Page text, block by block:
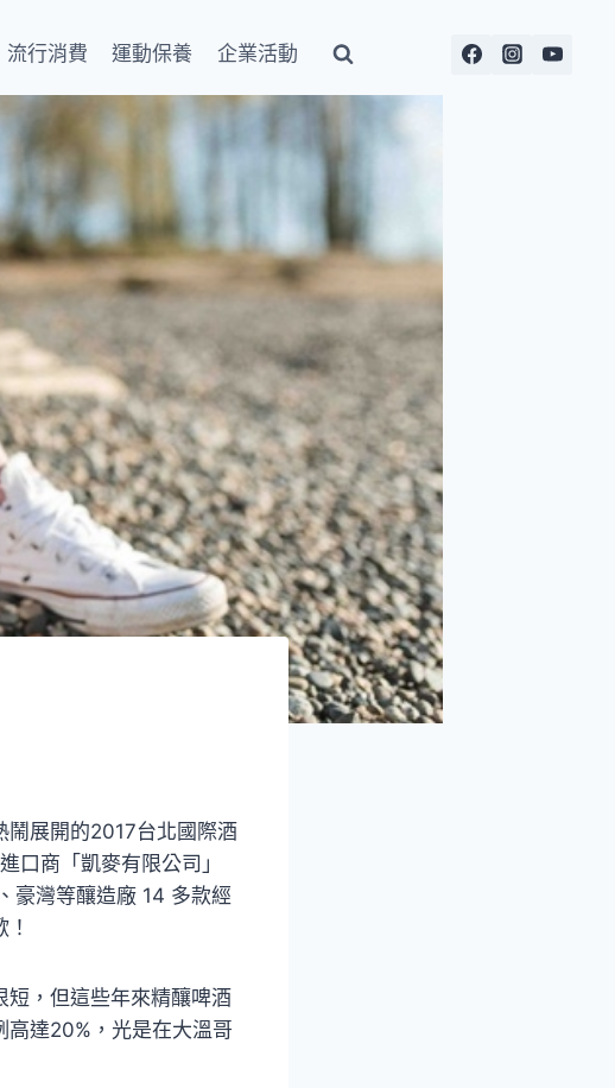
流行消費 運動保養 企業活動
鬧展開的2017台北國際酒
口商「凱麥有限公司」
豪灣等釀造廠 14 多款經
短，但這些年來精釀啤酒
高達20%，光是在大溫哥